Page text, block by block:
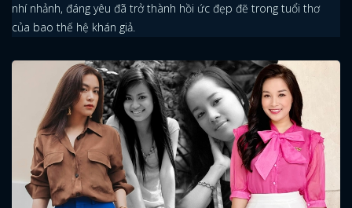
x
ĐĂNG NHẬP
FACEBOOK GOOGLE
nhí nhảnh, đáng yêu đã trở thành hồi ức đẹp đẽ trong tuổi thơ
của bao thế hệ khán giả.